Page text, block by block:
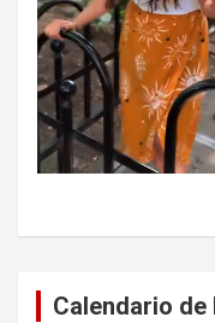
Calendario de